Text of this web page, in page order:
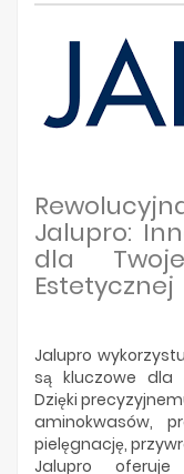
Artykuły
Producenci
Jalupro:
dla
Estetycznej
Jalupro
są kluczowe dla
Dzięki
aminokwasów,
pielęgnację,
Jalupro oferuje